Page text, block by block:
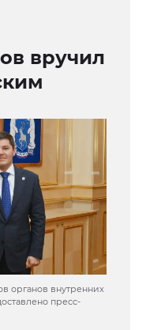
вручил
органов внутренних
пресс-